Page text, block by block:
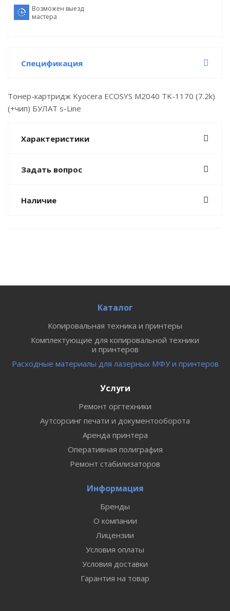
Возможен выезд
мастера
Спецификация
Тонер-картридж Kyocera ECOSYS M2040 TK-1170 (7.2k)
(+чип) БУЛАТ s-Line
Характеристики
Задать вопрос
Наличие
Каталог
Копировальная техника и принтеры
Комплектующие для копировальной техники
и принтеров
Расходные материалы для лазерных МФУ и принтеров
Услуги
Ремонт оргтехники
Аутсорсинг печати и документооборота
Аренда принтера
Оперативная полиграфия
Ремонт стабилизаторов
Информация
Бренды
О компании
Лицензии
Условия оплаты
Условия доставки
Гарантия на товар